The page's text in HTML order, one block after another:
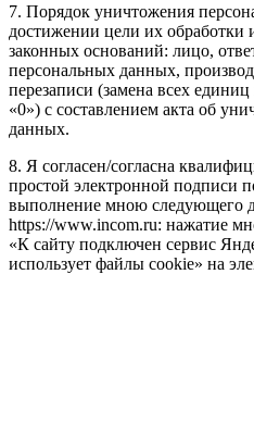
7. Порядок уничтожения
достижении цели их
законных оснований: лицо,
персональных данных,
перезаписи (замена всех
«0») с составлением акта об
данных.
8. Я согласен/согласна
простой электронной подписи
выполнение мною следующего
https://www.incom.ru: нажатие
«К сайту подключен сервис
использует файлы cookie» на